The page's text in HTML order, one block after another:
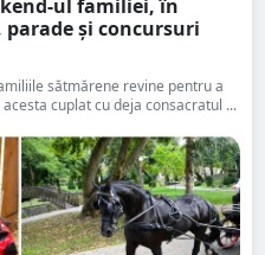
ul familiei, în
parade și concursuri
sătmărene revine pentru a
cuplat cu deja consacratul ...